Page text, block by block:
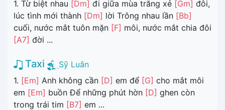
1. Từ biệt nhau [Dm] đi giữa mùa trăng xẻ [Gm] đôi,
lúc tình mới thành [Dm] lời Trông nhau lần [Bb]
cuối, nước mắt tuôn mặn [F] môi, nước mắt chia đôi
[A7] đời ...
Taxi
Sỹ Luân
1. [Em] Anh không cần [D] em để [G] cho mắt môi
em [Em] buồn Để những phút hờn [D] ghen còn
trong trái tim [B7] em ...